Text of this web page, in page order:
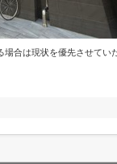
合は現状を優先させてい